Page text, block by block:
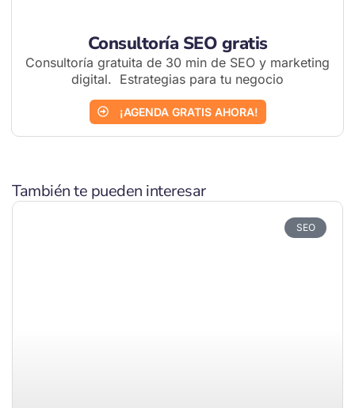
Consultoría SEO gratis
Consultoría gratuita de 30 min de SEO y marketing
digital. Estrategias para tu negocio
¡AGENDA GRATIS AHORA!
También te pueden interesar
SEO